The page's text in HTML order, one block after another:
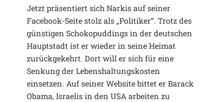
Jetzt präsentiert sich Narkis auf seiner
Facebook-Seite stolz als „Politiker“. Trotz des
günstigen Schokopuddings in der deutschen
Hauptstadt ist er wieder in seine Heimat
zurückgekehrt. Dort will er sich für eine
Senkung der Lebenshaltungskosten
einsetzen. Auf seiner Website bittet er Barack
Obama, Israelis in den USA arbeiten zu